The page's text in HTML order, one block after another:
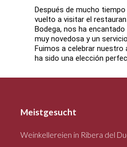
Después de mucho
vuelto a visitar el
Bodega, nos ha
muy novedosa y un
Fuimos a celebrar nuestro
ha sido una elección
Meistgesucht
Weinkellereien in Ribera del